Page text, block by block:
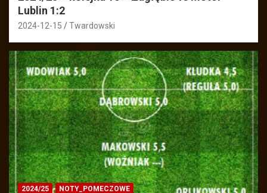
Lublin 1:2
2024-12-15 Twardowski
2024/25 NOTY_POMECZOWE